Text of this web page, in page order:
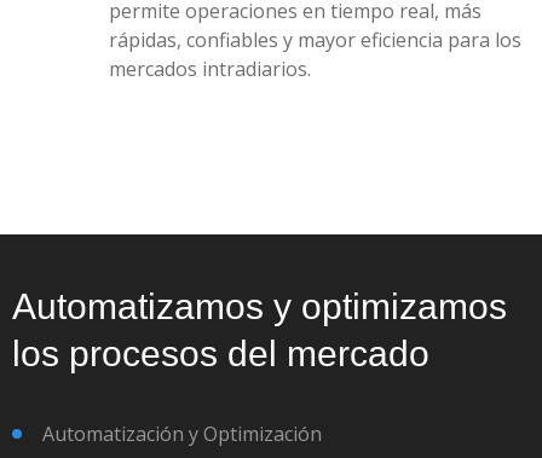
permite operaciones en tiempo real, más
rápidas, confiables y mayor eficiencia para los
mercados intradiarios.
Automatizamos y optimizamos
los procesos del mercado
Automatización y Optimización